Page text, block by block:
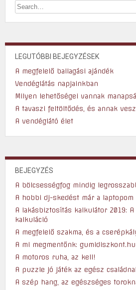
LEGUTÓBBI BEJEGYZÉSEK
A megfelelő ballagási ajándék
Vendéglátás napjainkban
Milyen lehetőségei vannak
A tavaszi feltöltődés, és annak
A vendéglátó élet
BEJEGYZÉS
A bölcsességfog mindig
A hobbi dj-skedést már a laptopom
A lakásbiztosítás kalkulátor 2019:
kalkuláció
A megfelelő szakma, és a
A mi megmentőnk: gumidiszkont.hu
A motoros ruha, az kell!
A puzzle jó játék az egész
A szép hang, az egészséges